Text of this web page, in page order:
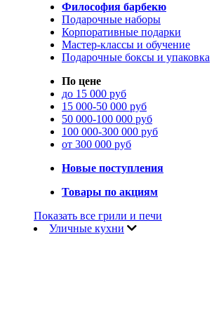
Философия барбекю
Подарочные наборы
Корпоративные подарки
Мастер-классы и обучение
Подарочные боксы и упаковка
По цене
до 15 000 руб
15 000-50 000 руб
50 000-100 000 руб
100 000-300 000 руб
от 300 000 руб
Новые поступления
Товары по акциям
Показать все грили и печи
Уличные кухни